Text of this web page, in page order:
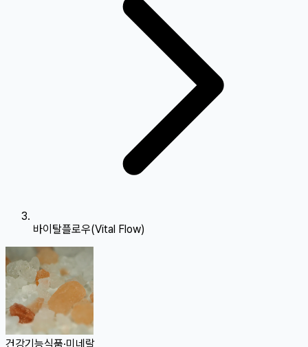
바이탈플로우(Vital Flow)
건강기능식품·미네랄